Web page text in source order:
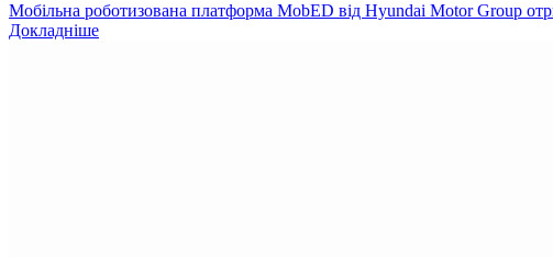
Мобільна роботизована платформа MobED від Hyundai Motor Group
Докладніше